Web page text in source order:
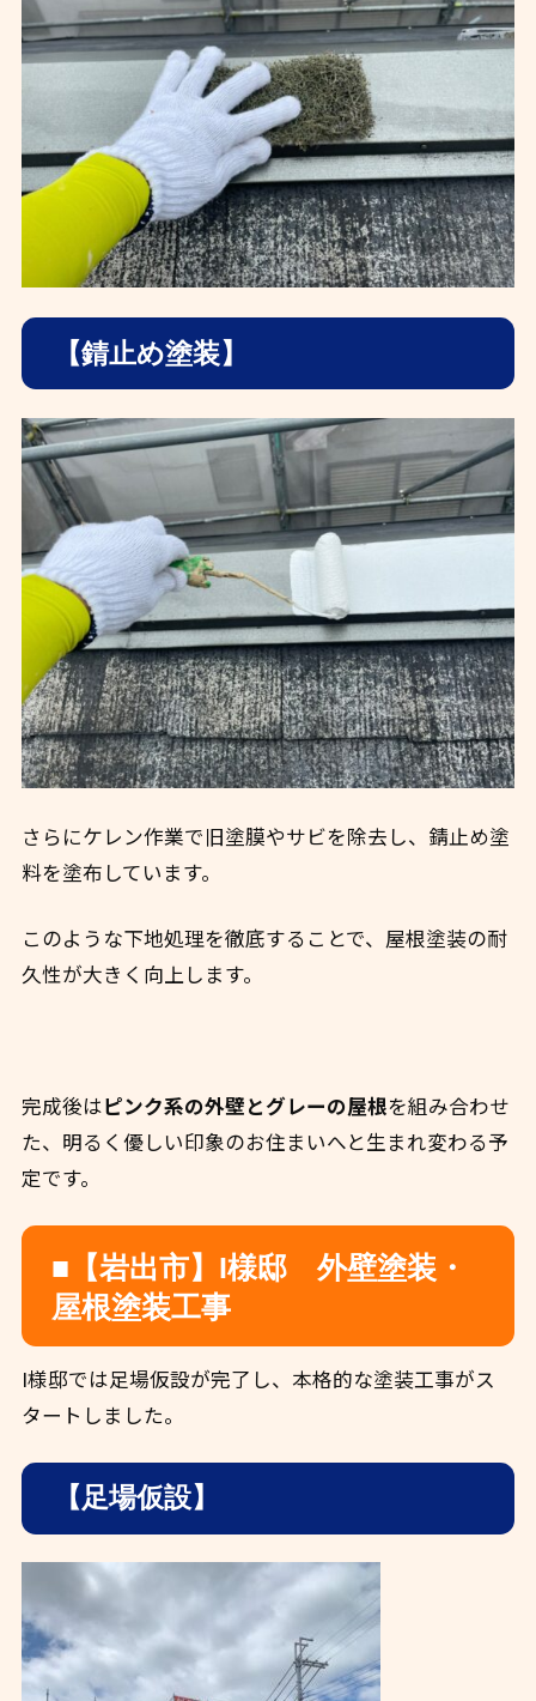
【錆止め塗装】
さらにケレン作業で旧塗膜やサビを除去し、錆止め塗
料を塗布しています。
このような下地処理を徹底することで、屋根塗装の耐
久性が大きく向上します。
完成後はピンク系の外壁とグレーの屋根を組み合わせ
た、明るく優しい印象のお住まいへと生まれ変わる予
定です。
■【岩出市】I様邸 外壁塗装・
屋根塗装工事
I様邸では足場仮設が完了し、本格的な塗装工事がス
タートしました。
【足場仮設】